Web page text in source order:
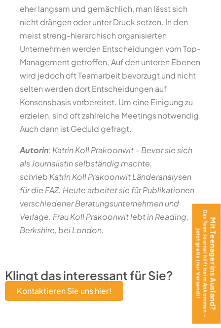
eher langsam und gemächlich, man lässt sich
nicht drängen oder unter Druck setzen. In den
meist streng-hierarchisch organisierten
Unternehmen werden Entscheidungen vom Top-
Management getroffen. Auf den unteren Ebenen
wird jedoch oft Teamarbeit bevorzugt und nicht
selten werden dort Entscheidungen auf
Konsensbasis vorbereitet. Um eine Einigung zu
erzielen, sind oft zahlreiche Meetings notwendig.
Auch dann ist Geduld gefragt.
Autorin: Katrin Koll Prakoonwit– Bevor sie sich
als Journalistin selbständig machte,
schrieb Katrin Koll Prakoonwit Länderanalysen
für die FAZ. Heute arbeitet sie für Publikationen
verschiedener Beratungsunternehmen und
Verlage. Frau Koll Prakoonwit lebt in Reading,
Berkshire, bei London.
Klingt das interessant für Sie?
Kontaktieren Sie uns hier! Mit Teenager ins Ausland?
Das Teen Journal hilft beim Ankommen –
jetzt gratis (nur Versand)!